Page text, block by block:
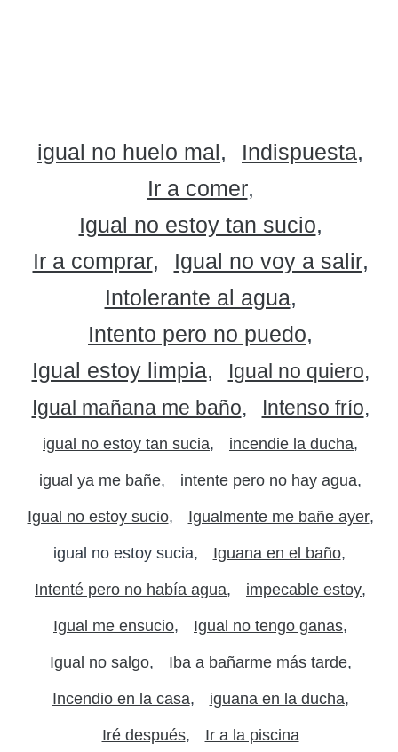
igual no huelo mal
Indispuesta
Ir a comer
Igual no estoy tan sucio
Ir a comprar
Igual no voy a salir
Intolerante al agua
Intento pero no puedo
Igual estoy limpia
Igual no quiero
Igual mañana me baño
Intenso frío
igual no estoy tan sucia incendie la ducha
igual ya me bañe intente pero no hay agua
Igual no estoy sucio Igualmente me bañe ayer
igual no estoy sucia Iguana en el baño
Intenté pero no había agua impecable estoy
Igual me ensucio Igual no tengo ganas
Igual no salgo Iba a bañarme más tarde
Incendio en la casa iguana en la ducha
Iré después Ir a la piscina